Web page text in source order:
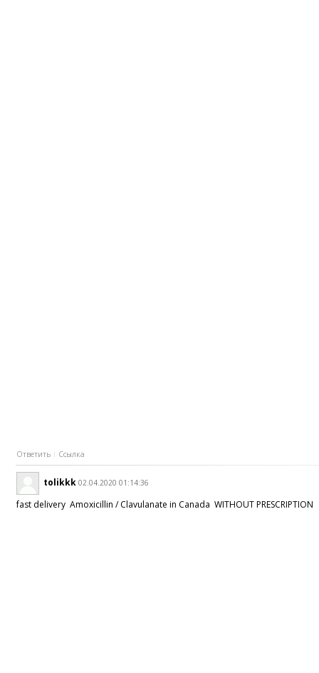
Ответить Ссылка
tolikkk 02.04.2020 01:14:36
fast delivery Amoxicillin / Clavulanate in Canada WITHOUT PRESCRIPTION